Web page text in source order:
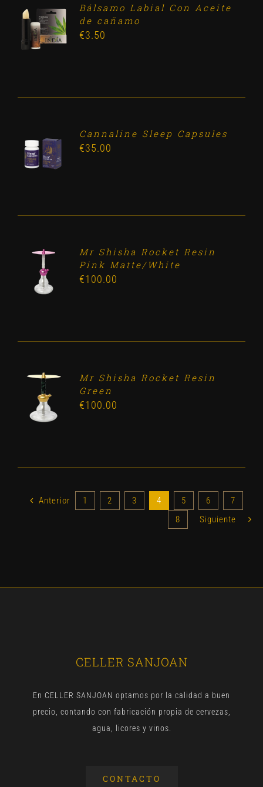
ADD TO
CART
/
DETALLES
Bálsamo Labial Con Aceite
de cañamo
€3.50
ADD TO
CART
/
DETALLES
Cannaline Sleep Capsules
€35.00
ADD TO
CART
/
DETALLES
Mr Shisha Rocket Resin
Pink Matte/White
€100.00
ADD TO
CART
/
DETALLES
Mr Shisha Rocket Resin
Green
€100.00
Anterior 1 2 3 4 5 6
7
8
Siguiente
CELLER SANJOAN
En CELLER SANJOAN optamos por la calidad a buen
precio, contando con fabricación propia de cervezas,
agua, licores y vinos.
CONTACTO